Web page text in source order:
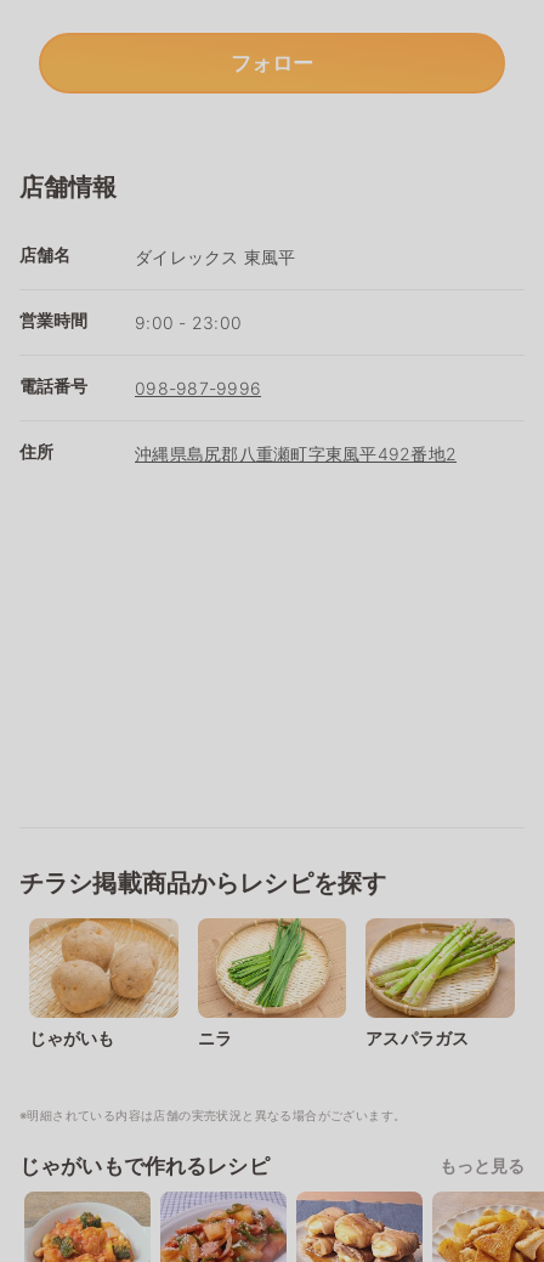
フォロー
店舗情報
店舗名 ダイレックス 東風平
営業時間 9:00 - 23:00
電話番号 098-987-9996
住所 沖縄県島尻郡八重瀬町字東風平492番地2
チラシ掲載商品からレシピを探す
じゃがいも ニラ アスパラガス
※明細されている内容は店舗の実売状況と異なる場合がございます。
じゃがいもで作れるレシピ もっと見る